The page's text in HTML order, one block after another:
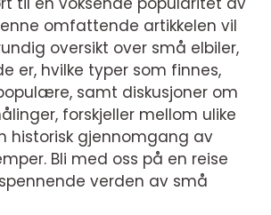
omfattende artikkelen vil
oversikt over små elbiler,
er, hvilke typer som finnes,
samt diskusjoner om
forskjeller mellom ulike
historisk gjennomgang av
Bli med oss på en reise
verden av små